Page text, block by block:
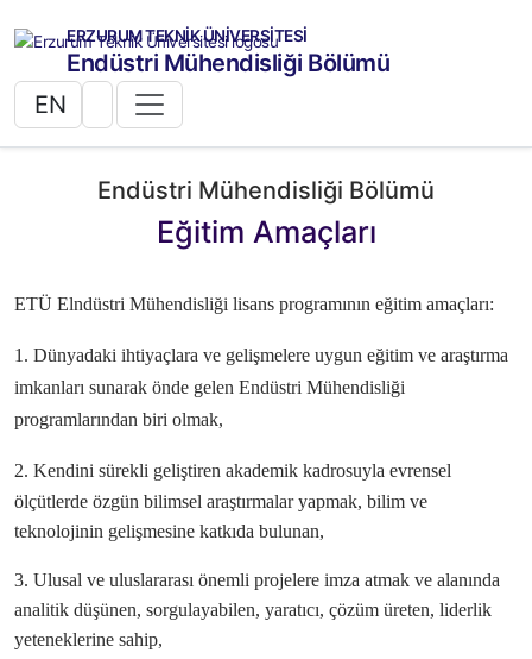
ERZURUM TEKNİK ÜNİVERSİTESİ
Endüstri Mühendisliği Bölümü
EN
Endüstri Mühendisliği Bölümü
Eğitim Amaçları
ETÜ Elndüstri Mühendisliği lisans programının eğitim amaçları:
1. Dünyadaki ihtiyaçlara ve gelişmelere uygun eğitim ve araştırma
imkanları sunarak önde gelen Endüstri Mühendisliği
programlarından biri olmak,
2. Kendini sürekli geliştiren akademik kadrosuyla evrensel
ölçütlerde özgün bilimsel araştırmalaryapmak, bilim ve
teknolojinin gelişmesine katkıda bulunan,
3. Ulusal ve uluslararası önemli projelere imza atmak ve alanında
analitik düşünen, sorgulayabilen, yaratıcı, çözüm üreten, liderlik
yeteneklerine sahip,